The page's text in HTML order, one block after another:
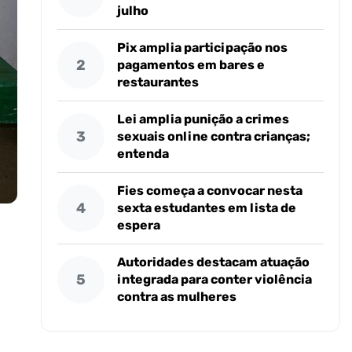
julho
2
Pix amplia participação nos
pagamentos em bares e
restaurantes
3
Lei amplia punição a crimes
sexuais online contra crianças;
entenda
4
Fies começa a convocar nesta
sexta estudantes em lista de
espera
5
Autoridades destacam atuação
integrada para conter violência
contra as mulheres